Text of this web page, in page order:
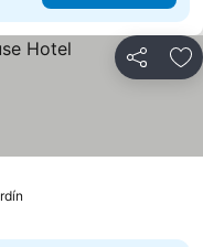
Compartir
precios